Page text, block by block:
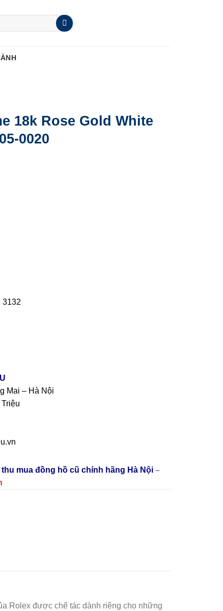
18k Rose Gold White
0020
3132
Mai – Hà Nội
mua đồng hồ cũ chính hãng Hà Nội –
Rolex được chế tác dành riêng cho những